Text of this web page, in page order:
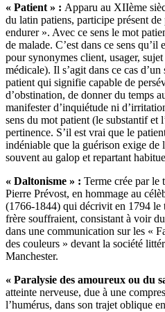
« Patient » : Apparu au XIIème
du latin patiens, participe présent
endurer ». Avec ce sens le mot
de malade. C’est dans ce sens
pour synonymes client, usager,
médicale). Il s’agit dans ce cas
patient qui signifie capable de
d’obstination, de donner du temps
manifester d’inquiétude ni
sens du mot patient (le substantif et
pertinence. S’il est vrai que le
indéniable que la guérison exige de
souvent au galop et repartant
« Daltonisme » : Terme crée par le
Pierre Prévost, en hommage au
(1766-1844) qui décrivit en 1794 le
frère souffraient, consistant à voir
dans une communication sur les «
des couleurs » devant la société
Manchester.
« Paralysie des amoureux ou du
atteinte nerveuse, due à une
l’humérus, dans son trajet oblique